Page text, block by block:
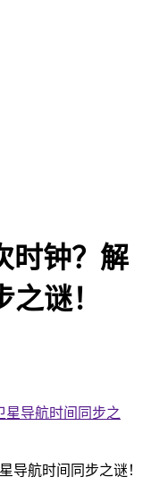
时钟？解
谜！
星导航时间同步之
航时间同步之谜！